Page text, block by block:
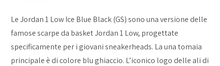
Le Jordan 1 Low Ice Blue Black (GS) sono una versione delle
famose scarpe da basket Jordan 1 Low, progettate
specificamente per i giovani sneakerheads. La una tomaia
principale è di colore blu ghiaccio. L’iconico logo delle ali di